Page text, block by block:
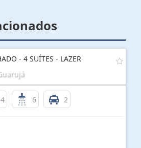
- 4 SUÍTES - LAZER
4 6 2